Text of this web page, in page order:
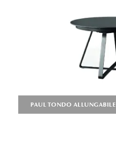
PAUL TONDO ALLUNGABILE